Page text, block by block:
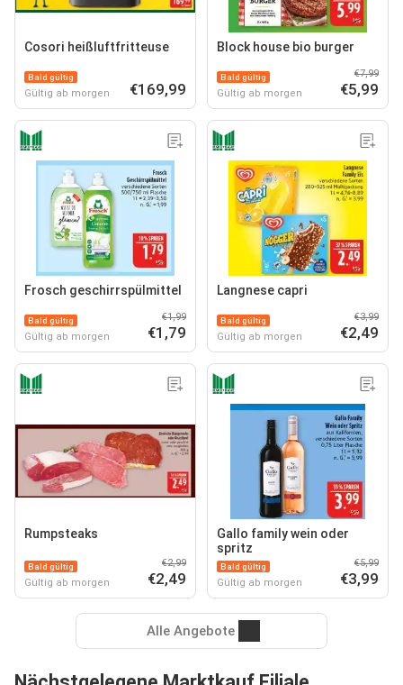
Cosori heißluftfritteuse
Bald gültig
Gültig ab morgen €169,99
Block house bio burger
Bald gültig
Gültig ab morgen
€7,99
€5,99
Frosch geschirrspülmittel
Bald gültig
Gültig ab morgen
€1,99
€1,79
Langnese capri
Bald gültig
Gültig ab morgen
€3,99
€2,49
Rumpsteaks
Bald gültig
Gültig ab morgen
€2,99
€2,49
Gallo family wein oder
spritz
Bald gültig
Gültig ab morgen
€5,99
€3,99
Alle Angebote